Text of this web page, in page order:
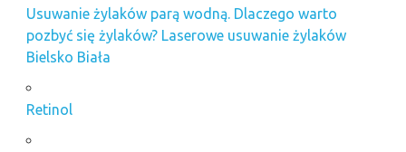
Usuwanie żylaków parą wodną. Dlaczego warto
pozbyć się żylaków? Laserowe usuwanie żylaków
Bielsko Biała
Retinol